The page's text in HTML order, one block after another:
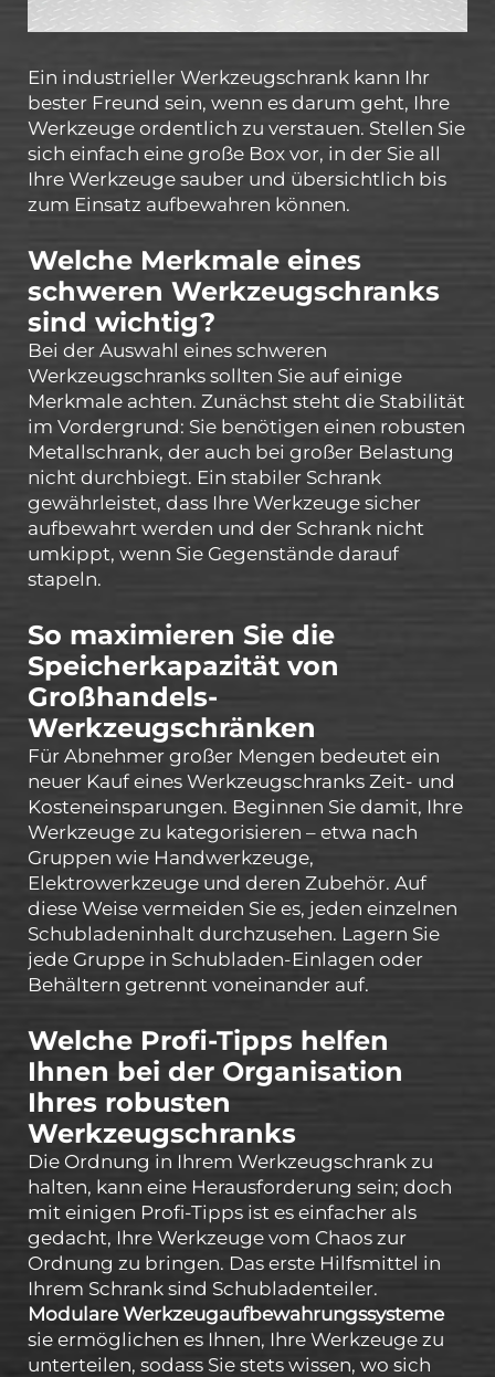
Ein industrieller Werkzeugschrank kann Ihr
bester Freund sein, wenn es darum geht, Ihre
Werkzeuge ordentlich zu verstauen. Stellen Sie
sich einfach eine große Box vor, in der Sie all
Ihre Werkzeuge sauber und übersichtlich bis
zum Einsatz aufbewahren können.
Welche Merkmale eines
schweren Werkzeugschranks
sind wichtig?
Bei der Auswahl eines schweren
Werkzeugschranks sollten Sie auf einige
Merkmale achten. Zunächst steht die Stabilität
im Vordergrund: Sie benötigen einen robusten
Metallschrank, der auch bei großer Belastung
nicht durchbiegt. Ein stabiler Schrank
gewährleistet, dass Ihre Werkzeuge sicher
aufbewahrt werden und der Schrank nicht
umkippt, wenn Sie Gegenstände darauf
stapeln.
So maximieren Sie die
Speicherkapazität von
Großhandels-
Werkzeugschränken
Für Abnehmer großer Mengen bedeutet ein
neuer Kauf eines Werkzeugschranks Zeit- und
Kosteneinsparungen. Beginnen Sie damit, Ihre
Werkzeuge zu kategorisieren – etwa nach
Gruppen wie Handwerkzeuge,
Elektrowerkzeuge und deren Zubehör. Auf
diese Weise vermeiden Sie es, jeden einzelnen
Schubladeninhalt durchzusehen. Lagern Sie
jede Gruppe in Schubladen-Einlagen oder
Behältern getrennt voneinander auf.
Welche Profi-Tipps helfen
Ihnen bei der Organisation
Ihres robusten
Werkzeugschranks
Die Ordnung in Ihrem Werkzeugschrank zu
halten, kann eine Herausforderung sein; doch
mit einigen Profi-Tipps ist es einfacher als
gedacht, Ihre Werkzeuge vom Chaos zur
Ordnung zu bringen. Das erste Hilfsmittel in
Ihrem Schrank sind Schubladenteiler.
Modulare Werkzeugaufbewahrungssysteme
sie ermöglichen es Ihnen, Ihre Werkzeuge zu
unterteilen, sodass Sie stets wissen, wo sich